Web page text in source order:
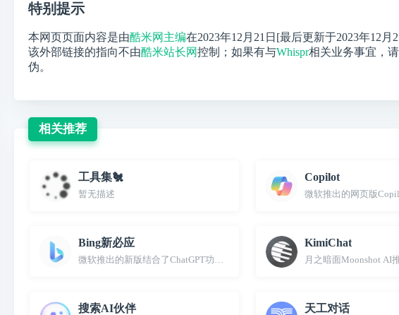
特别提示
本网页页面内容是由酷米网主编在2023年12月21日[最后更新于2023年12月
该外部链接的指向不由酷米站长网控制；如果有与Whispr相关业务事宜，
伪。
相关推荐
工具集🐔
暂无描述
Copilot
微软推出的网页版
Bing新必应
微软推出的新版结合了ChatGPT功能的必应
KimiChat
月之暗面Moonshot AI
搜索AI伙伴 天工对话